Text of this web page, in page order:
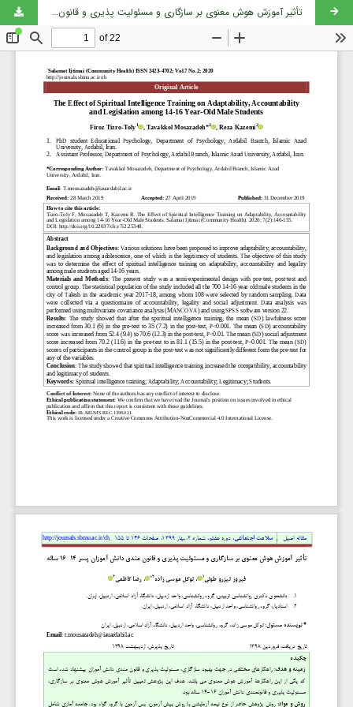
تأثير آموزش هوش معنوی بر سازگاری و مسئولیت پذیری و قانون مندی دانش آموزان پسر 14-16 ساله